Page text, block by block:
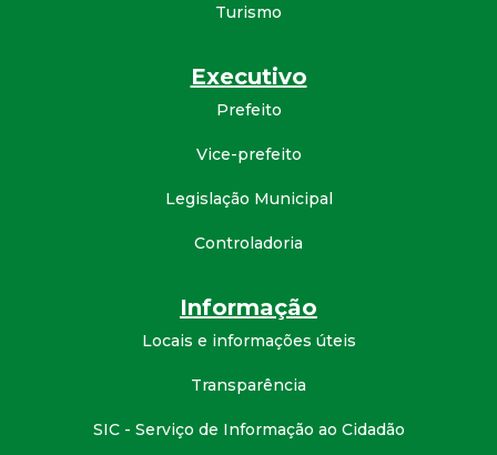
Turismo
Executivo
Prefeito
Vice-prefeito
Legislação Municipal
Controladoria
Informação
Locais e informações úteis
Transparência
SIC - Serviço de Informação ao Cidadão